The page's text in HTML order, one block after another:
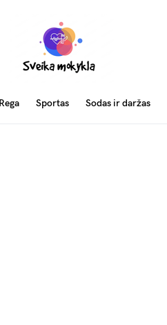
Rega Sportas Sodas ir daržas